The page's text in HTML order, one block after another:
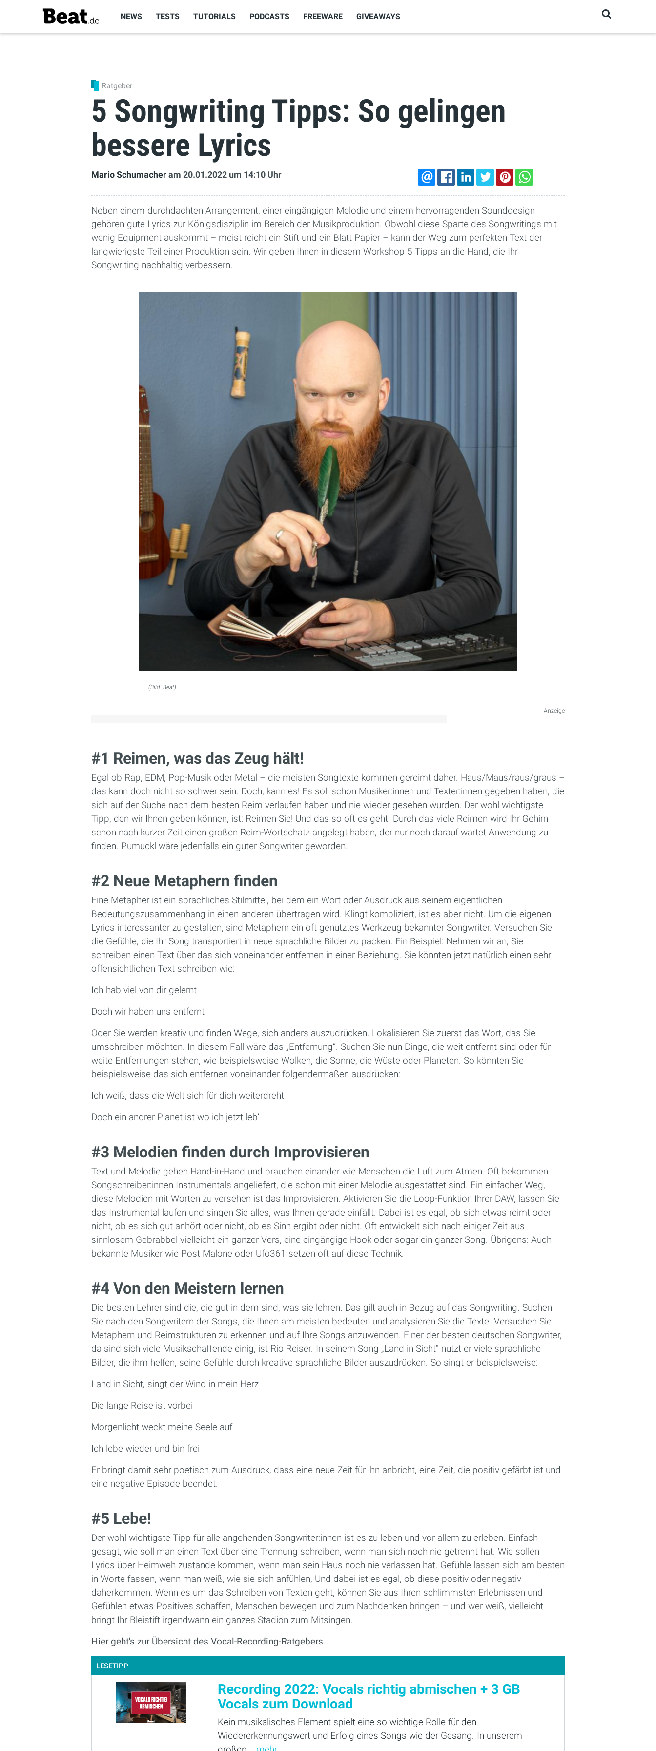
NEWS TESTS TUTORIALS PODCASTS FREEWARE GIVEAWAYS
Ratgeber
5 Songwriting Tipps: So gelingen
bessere Lyrics
Mario Schumacher am 20.01.2022 um 14:10 Uhr EMAIL FACEBOOKLINKEDINTWITTERPINTEREST
Neben einem durchdachten Arrangement, einer ­eingängigen Melodie und einem hervorragenden ­Sounddesign
gehören gute Lyrics zur Königsdisziplin im Bereich der Musikproduktion. Obwohl diese Sparte des Songwritings mit
wenig Equipment auskommt – meist reicht ein Stift und ein Blatt Papier – kann der Weg zum perfekten Text der
langwierigste Teil einer Produktion sein. Wir geben Ihnen in diesem Workshop 5 Tipps an die Hand, die Ihr
Songwriting nachhaltig verbessern.
(Bild: Beat)
Anzeige
#1 Reimen, was das Zeug hält!
Egal ob Rap, EDM, Pop-Musik oder Metal – die meisten Songtexte kommen gereimt daher. Haus/Maus/raus/graus –
das kann doch nicht so schwer sein. Doch, kann es! Es soll schon Musiker:innen und Texter:innen gegeben haben, die
sich auf der Suche nach dem besten Reim verlaufen haben und nie wieder gesehen wurden. Der wohl wichtigste
Tipp, den wir Ihnen geben können, ist: Reimen Sie! Und das so oft es geht. Durch das viele Reimen wird Ihr Gehirn
schon nach kurzer Zeit einen großen Reim-Wortschatz angelegt haben, der nur noch darauf wartet Anwendung zu
finden. Pumuckl wäre jedenfalls ein guter Songwriter geworden.
#2 Neue Metaphern finden
Eine Metapher ist ein sprachliches Stilmittel, bei dem ein Wort oder Ausdruck aus seinem eigentlichen
Bedeutungszusammenhang in einen anderen übertragen wird. Klingt kompliziert, ist es aber nicht. Um die eigenen
Lyrics interessanter zu gestalten, sind Metaphern ein oft genutztes Werkzeug bekannter Songwriter. Versuchen Sie
die Gefühle, die Ihr Song transportiert in neue sprachliche Bilder zu packen. Ein Beispiel: Nehmen wir an, Sie
schreiben einen Text über das sich voneinander entfernen in einer Beziehung. Sie könnten jetzt natürlich einen sehr
offensichtlichen Text schreiben wie:
Ich hab viel von dir gelernt
Doch wir haben uns entfernt
Oder Sie werden kreativ und finden Wege, sich anders auszudrücken. Lokalisieren Sie zuerst das Wort, das Sie
umschreiben möchten. In diesem Fall wäre das „Entfernung“. Suchen Sie nun Dinge, die weit entfernt sind oder für
weite Entfernungen stehen, wie beispielsweise Wolken, die Sonne, die Wüste oder Planeten. So könnten Sie
beispielsweise das sich entfernen voneinander folgendermaßen ausdrücken:
Ich weiß, dass die Welt sich für dich weiterdreht
Doch ein andrer Planet ist wo ich jetzt leb‘
#3 Melodien finden durch Improvisieren
Text und Melodie gehen Hand-in-Hand und brauchen einander wie Menschen die Luft zum Atmen. Oft bekommen
Songschreiber:innen Instrumentals angeliefert, die schon mit einer Melodie ausgestattet sind. Ein einfacher Weg,
diese Melodien mit Worten zu versehen ist das Improvisieren. Aktivieren Sie die Loop-Funktion Ihrer DAW, lassen Sie
das Instrumental laufen und singen Sie alles, was Ihnen gerade einfällt. Dabei ist es egal, ob sich etwas reimt oder
nicht, ob es sich gut anhört oder nicht, ob es Sinn ergibt oder nicht. Oft entwickelt sich nach einiger Zeit aus
sinnlosem Gebrabbel vielleicht ein ganzer Vers, eine eingängige Hook oder sogar ein ganzer Song. Übrigens: Auch
bekannte Musiker wie Post Malone oder Ufo361 setzen oft auf diese Technik.
#4 Von den Meistern lernen
Die besten Lehrer sind die, die gut in dem sind, was sie lehren. Das gilt auch in Bezug auf das Songwriting. Suchen
Sie nach den Songwritern der Songs, die Ihnen am meisten bedeuten und analysieren Sie die Texte. Versuchen Sie
Metaphern und Reimstrukturen zu erkennen und auf Ihre Songs anzuwenden. Einer der besten deutschen Songwriter,
da sind sich viele Musikschaffende einig, ist Rio Reiser. In seinem Song „Land in Sicht“ nutzt er viele sprachliche
Bilder, die ihm helfen, seine Gefühle durch kreative sprachliche Bilder auszudrücken. So singt er beispielsweise:
Land in Sicht, singt der Wind in mein Herz
Die lange Reise ist vorbei
Morgenlicht weckt meine Seele auf
Ich lebe wieder und bin frei
Er bringt damit sehr poetisch zum Ausdruck, dass eine neue Zeit für ihn anbricht, eine Zeit, die positiv gefärbt ist und
eine ­negative Episode beendet.
#5 Lebe!
Der wohl wichtigste Tipp für alle angehenden Songwriter:innen ist es zu leben und vor allem zu erleben. Einfach
gesagt, wie soll man einen Text über eine Trennung schreiben, wenn man sich noch nie getrennt hat. Wie sollen
Lyrics über Heimweh zustande kommen, wenn man sein Haus noch nie verlassen hat. Gefühle lassen sich am besten
in Worte fassen, wenn man weiß, wie sie sich anfühlen, Und dabei ist es egal, ob diese positiv oder negativ
daherkommen. Wenn es um das Schreiben von Texten geht, können Sie aus Ihren schlimmsten Erlebnissen und
Gefühlen etwas Positives schaffen, Menschen bewegen und zum Nachdenken bringen – und wer weiß, vielleicht
bringt Ihr Bleistift irgendwann ein ganzes Stadion zum Mitsingen.
Hier geht's zur Übersicht des Vocal-Recording-Ratgebers
LESETIPP
Recording 2022: Vocals richtig abmischen + 3 GB
Vocals zum Download
Kein musikalisches Element spielt eine so wichtige Rolle für den
Wiedererkennungswert und Erfolg eines Songs wie der Gesang. In unserem